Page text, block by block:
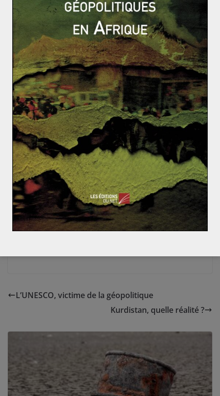
atomique (AIEA) affirme que l’Iran respecte ses
engagements. Cela aurait une véritable prise de
position vis-à-vis de la politique du président
américain. Le comité a cependant préféré marquer
durablement les esprits, et réaffirmer un engagement
pris depuis la création du comité. Dix-neuf prix Nobel
ont déjà été décernés à la lutte contre lesarmes de
destruction massive, et la prolifération des armes en
général (AIEA, 2005 ;Organisation pour l’interdiction
des armes chimiques, 2013…). La présidente du comité
Nobel a tiré la sonnette d’alarme en affirmant : «Nous
vivons dans un monde où le risque d’une utilisation des
armes nucléaires est plus grand qu’il ne l’a jamais été
depuis longtemps». Il n’est pas sûr que Donald Trump –
ou un autre dirigeant d’une puissance nucléaire –
prenne en compte cette mise en garde, et encore
moins Kim Jong-un.
(1) B. Tertrais,La France et la dissuasion nucléaire :
L’UNESCO, victime de la géopolitique
Kurdistan, quelle réalité ?